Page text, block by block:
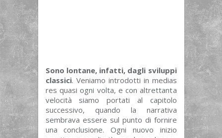
Sono lontane, infatti, dagli sviluppi
classici. Veniamo introdotti in medias
res quasi ogni volta, e con altrettanta
velocità siamo portati al capitolo
successivo, quando la narrativa
sembrava essere sul punto di fornire
una conclusione. Ogni nuovo inizio